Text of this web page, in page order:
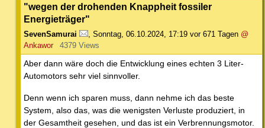
"wegen der drohenden Knappheit fossiler
Energieträger"
SevenSamurai Sonntag, 06.10.2024, 17:19 vor 671 Tagen @
Ankawor
4379 Views
Aber dann wäre doch die Entwicklung eines echten 3 Liter-
Automotors sehr viel sinnvoller.
Denn wenn ich sparen muss, dann nehme ich das beste
System, also das, was die wenigsten Verluste produziert, in
der Gesamtheit gesehen, und das ist ein Verbrennungsmotor.